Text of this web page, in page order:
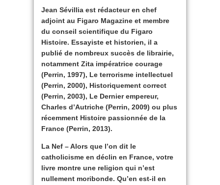
Jean Sévillia est rédacteur en chef
adjoint au Figaro Magazine et membre
du conseil scientifique du Figaro
Histoire. Essayiste et historien, il a
publié de nombreux succès de librairie,
notamment Zita impératrice courage
(Perrin, 1997), Le terrorisme intellectuel
(Perrin, 2000), Historiquement correct
(Perrin, 2003), Le Dernier empereur,
Charles d’Autriche (Perrin, 2009) ou plus
récemment Histoire passionnée de la
France (Perrin, 2013).
La Nef – Alors que l’on dit le
catholicisme en déclin en France, votre
livre montre une religion qui n’est
nullement moribonde. Qu’en est-il en